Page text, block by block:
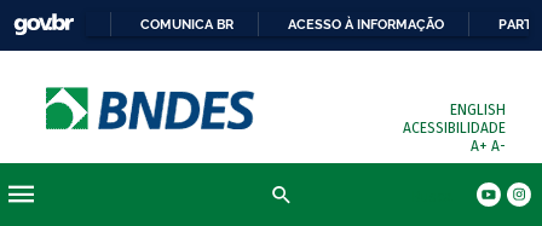
COMUNICA BR ACESSO À INFORMAÇÃO
ENGLISH
ACESSIBILIDADE
A+ A-